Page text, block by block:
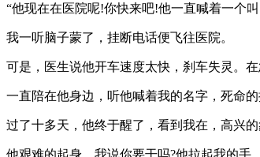
“他现在在医院呢!你快来吧!他一直喊着一个叫
我一听脑子蒙了，挂断电话便飞往医院。
可是，医生说他开车速度太快，刹车失灵。
一直陪在他身边，听他喊着我的名字，死命
过了十多天，他终于醒了，看到我在，高兴
他艰难的起身，我说你要干吗?他拉起我的手